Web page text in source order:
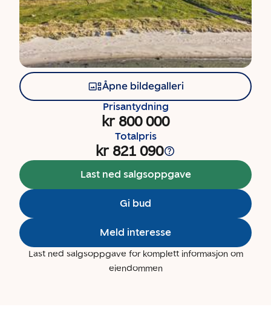
Åpne bildegalleri
Prisantydning
kr 800 000
Totalpris
kr 821 090
Last ned salgsoppgave
Gi bud
Meld interesse
Last ned salgsoppgave for komplett informasjon om
eiendommen